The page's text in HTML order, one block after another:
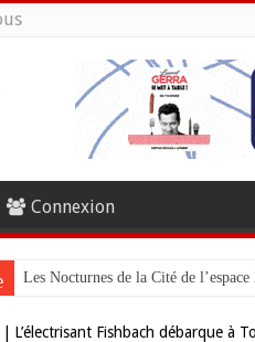
Connexion
Les Nocturnes de la Cité de
L’électrisant Fishbach débarque à